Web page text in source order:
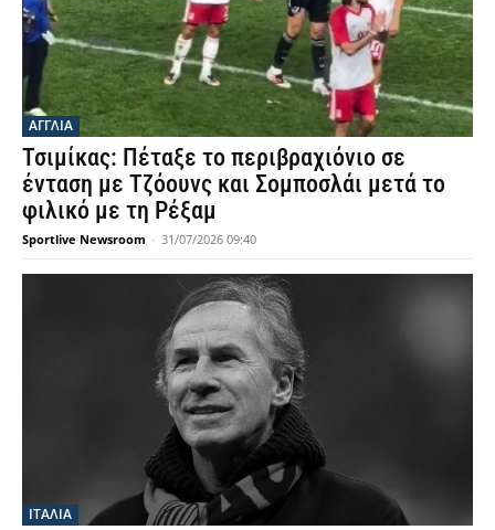
ΑΓΓΛΙΑ
Τσιμίκας: Πέταξε το περιβραχιόνιο σε
ένταση με Τζόουνς και Σομποσλάι μετά το
φιλικό με τη Ρέξαμ
Sportlive Newsroom - 31/07/2026 09:40
ΙΤΑΛΙΑ